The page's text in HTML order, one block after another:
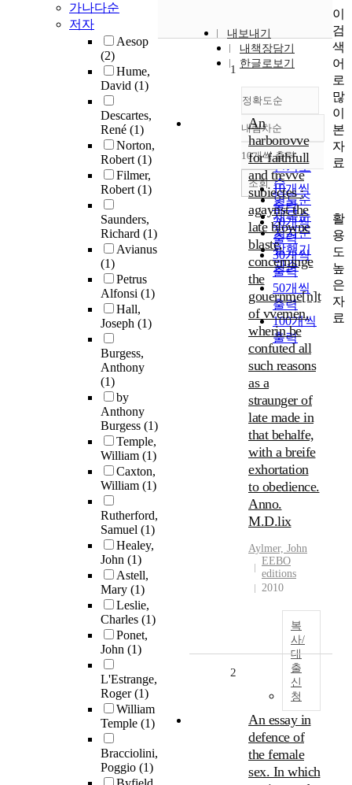
가나다순
저자
Aesop
(2)
Hume,
David (1)
Descartes,
René (1)
Norton,
Robert(1)
Filmer,
Robert(1)
Saunders,
Richard (1)
Avianus
(1)
Petrus
Alfonsi (1)
Hall,
Joseph (1)
Burgess,
Anthony
(1)
by
Anthony
Burgess (1)
Temple,
William (1)
Caxton,
William (1)
Rutherford,
Samuel (1)
Healey,
John (1)
Astell,
Mary (1)
Leslie,
Charles (1)
Ponet,
John (1)
L'Estrange,
Roger(1)
William
Temple (1)
Bracciolini,
Poggio (1)
내보내기
내책장담기
한글로보기
정확도순
정확도
순
인기도
순
연도순
제목순
저자순
발행기
관순
내림차순
내림차순
10개씩 출력
10개씩
출력
20개씩
출력
30개씩
출력
50개씩
출력
100개씩
출력
조회
1
An
harborovve
for faithfull
and trevve
subiectes :
agaynst the
late blowne
blaste,
concerninge
the
gouernme[n]t
of vvemen.
wherin be
confuted all
such reasons
as a
straunger of
late made in
that behalfe,
with a breife
exhortation
to obedience.
Anno.
M.D.lix
Aylmer, John
EEBO
editions
2010
복
사/
대
출
신
청
2
An essay in
defence of
the female
sex. In which
이
검
색
어
로
많
이
본
자
료
활
용
도
높
은
자
료